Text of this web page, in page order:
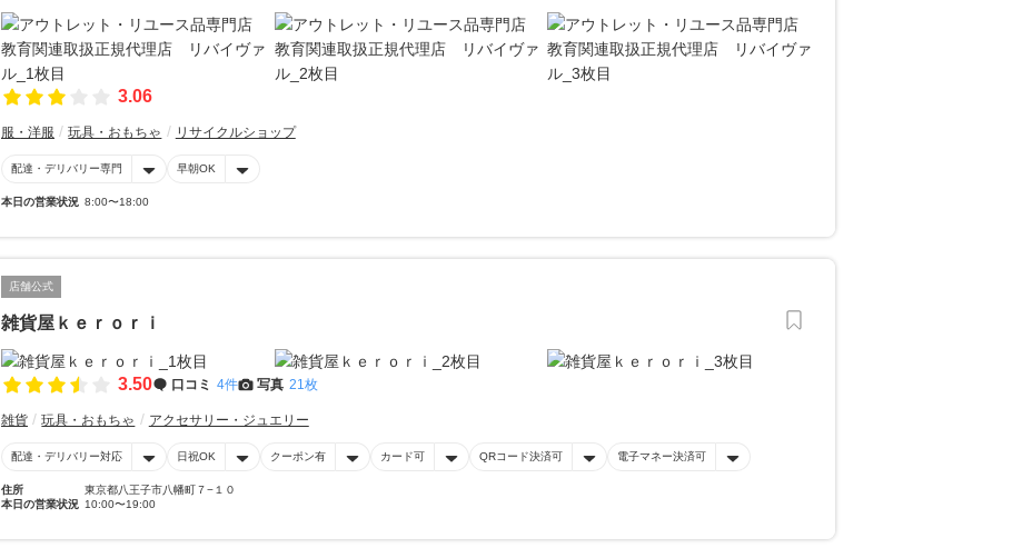
3.06
服・洋服 玩具・おもちゃ リサイクルショップ
配達・デリバリー専門 早朝OK
本日の営業状況 8:00〜18:00
店舗公式
雑貨屋ｋｅｒｏｒｉ
3.50 口コミ 4件 写真 21枚
雑貨 玩具・おもちゃ アクセサリー・ジュエリー
配達・デリバリー対応 日祝OK クーポン有 カード可 QRコード決済可 電子マネー決済可
住所
東京都八王子市八幡町７−１０
本日の営業状況 10:00〜19:00